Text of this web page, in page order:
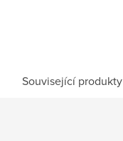
Související produkty